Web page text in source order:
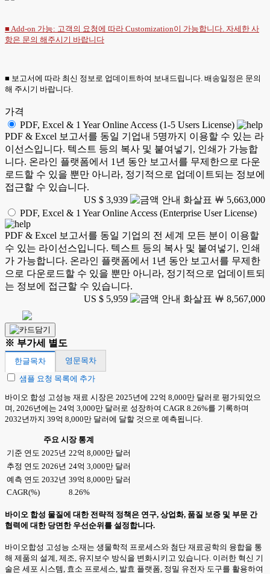
■ Add-on 가능: 고객의 요청에 따라 Customization이 가능합니다. 자세한 사
항은 문의 해주시기 바랍니다
■ 보고서에 따라 최신 정보로 업데이트하여 보내드립니다. 배송일정은 문의
해 주시기 바랍니다.
가격
PDF, Excel & 1 Year Online Access (1-5 Users License)
PDF & Excel 보고서를 동일 기업내 5명까지 이용할 수 있는 라
이선스입니다. 텍스트 등의 복사 및 붙여넣기, 인쇄가 가능합
니다. 온라인 플랫폼에서 1년 동안 보고서를 무제한으로 다운
로드할 수 있을 뿐만 아니라, 정기적으로 업데이트되는 정보에
접근할 수 있습니다.
US $ 3,939
￦ 5,663,000
PDF, Excel & 1 Year Online Access (Enterprise User License)
PDF & Excel 보고서를 동일 기업의 전 세계 모든 분이 이용할
수 있는 라이선스입니다. 텍스트 등의 복사 및 붙여넣기, 인쇄
가 가능합니다. 온라인 플랫폼에서 1년 동안 보고서를 무제한
으로 다운로드할 수 있을 뿐만 아니라, 정기적으로 업데이트되
는 정보에 접근할 수 있습니다.
US $ 5,959
￦ 8,567,000
※ 부가세 별도
한글목차
영문목차
샘플 요청 목록에 추가
바이오 합성 고성능 재료 시장은 2025년에 22억 8,000만 달러로 평가되었으
며, 2026년에는 24억 3,000만 달러로 성장하여 CAGR 8.26%를 기록하며
2032년까지 39억 8,000만 달러에 달할 것으로 예측됩니다.
주요 시장 통계
기준 연도 2025년 22억 8,000만 달러
추정 연도 2026년 24억 3,000만 달러
예측 연도 2032년 39억 8,000만 달러
CAGR(%)
8.26%
바이오 합성 물질에 대한 전략적 정책은 연구, 상업화, 품질 보증 및 부문 간
협력에 대한 당면한 우선순위를 설정합니다.
바이오합성 고성능 소재는 생물학적 프로세스와 첨단 재료공학의 융합을 통
해 제품의 설계, 제조, 유지보수 방식을 변화시키고 있습니다. 이러한 혁신 기
술은 세포 시스템, 효소 프로세스, 발효 플랫폼, 정밀 유전자 도구를 활용하여